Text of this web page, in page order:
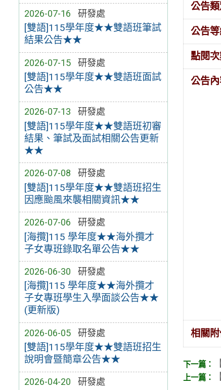
2026-07-16 研發處
[雙語]115學年度★★雙語班筆試
結果公告★★
2026-07-15 研發處
[雙語]115學年度★★雙語班面試
公告★★
2026-07-13 研發處
[雙語]115學年度★★雙語班初審
結果、筆試及面試相關公告更新
★★
2026-07-08 研發處
[雙語]115學年度★★雙語班招生
因應颱風來襲相關資訊★★
2026-07-06 研發處
[海攬]115 學年度★★海外攬才
子女專班錄取名單公告★★
2026-06-30 研發處
[海攬]115 學年度★★海外攬才
子女專班學生入學面談公告★★
(更新版)
2026-06-05 研發處
[雙語]115學年度★★雙語班招生
說明會暨簡章公告★★
2026-04-20 研發處
公告類
公告
點閱
公告
相關